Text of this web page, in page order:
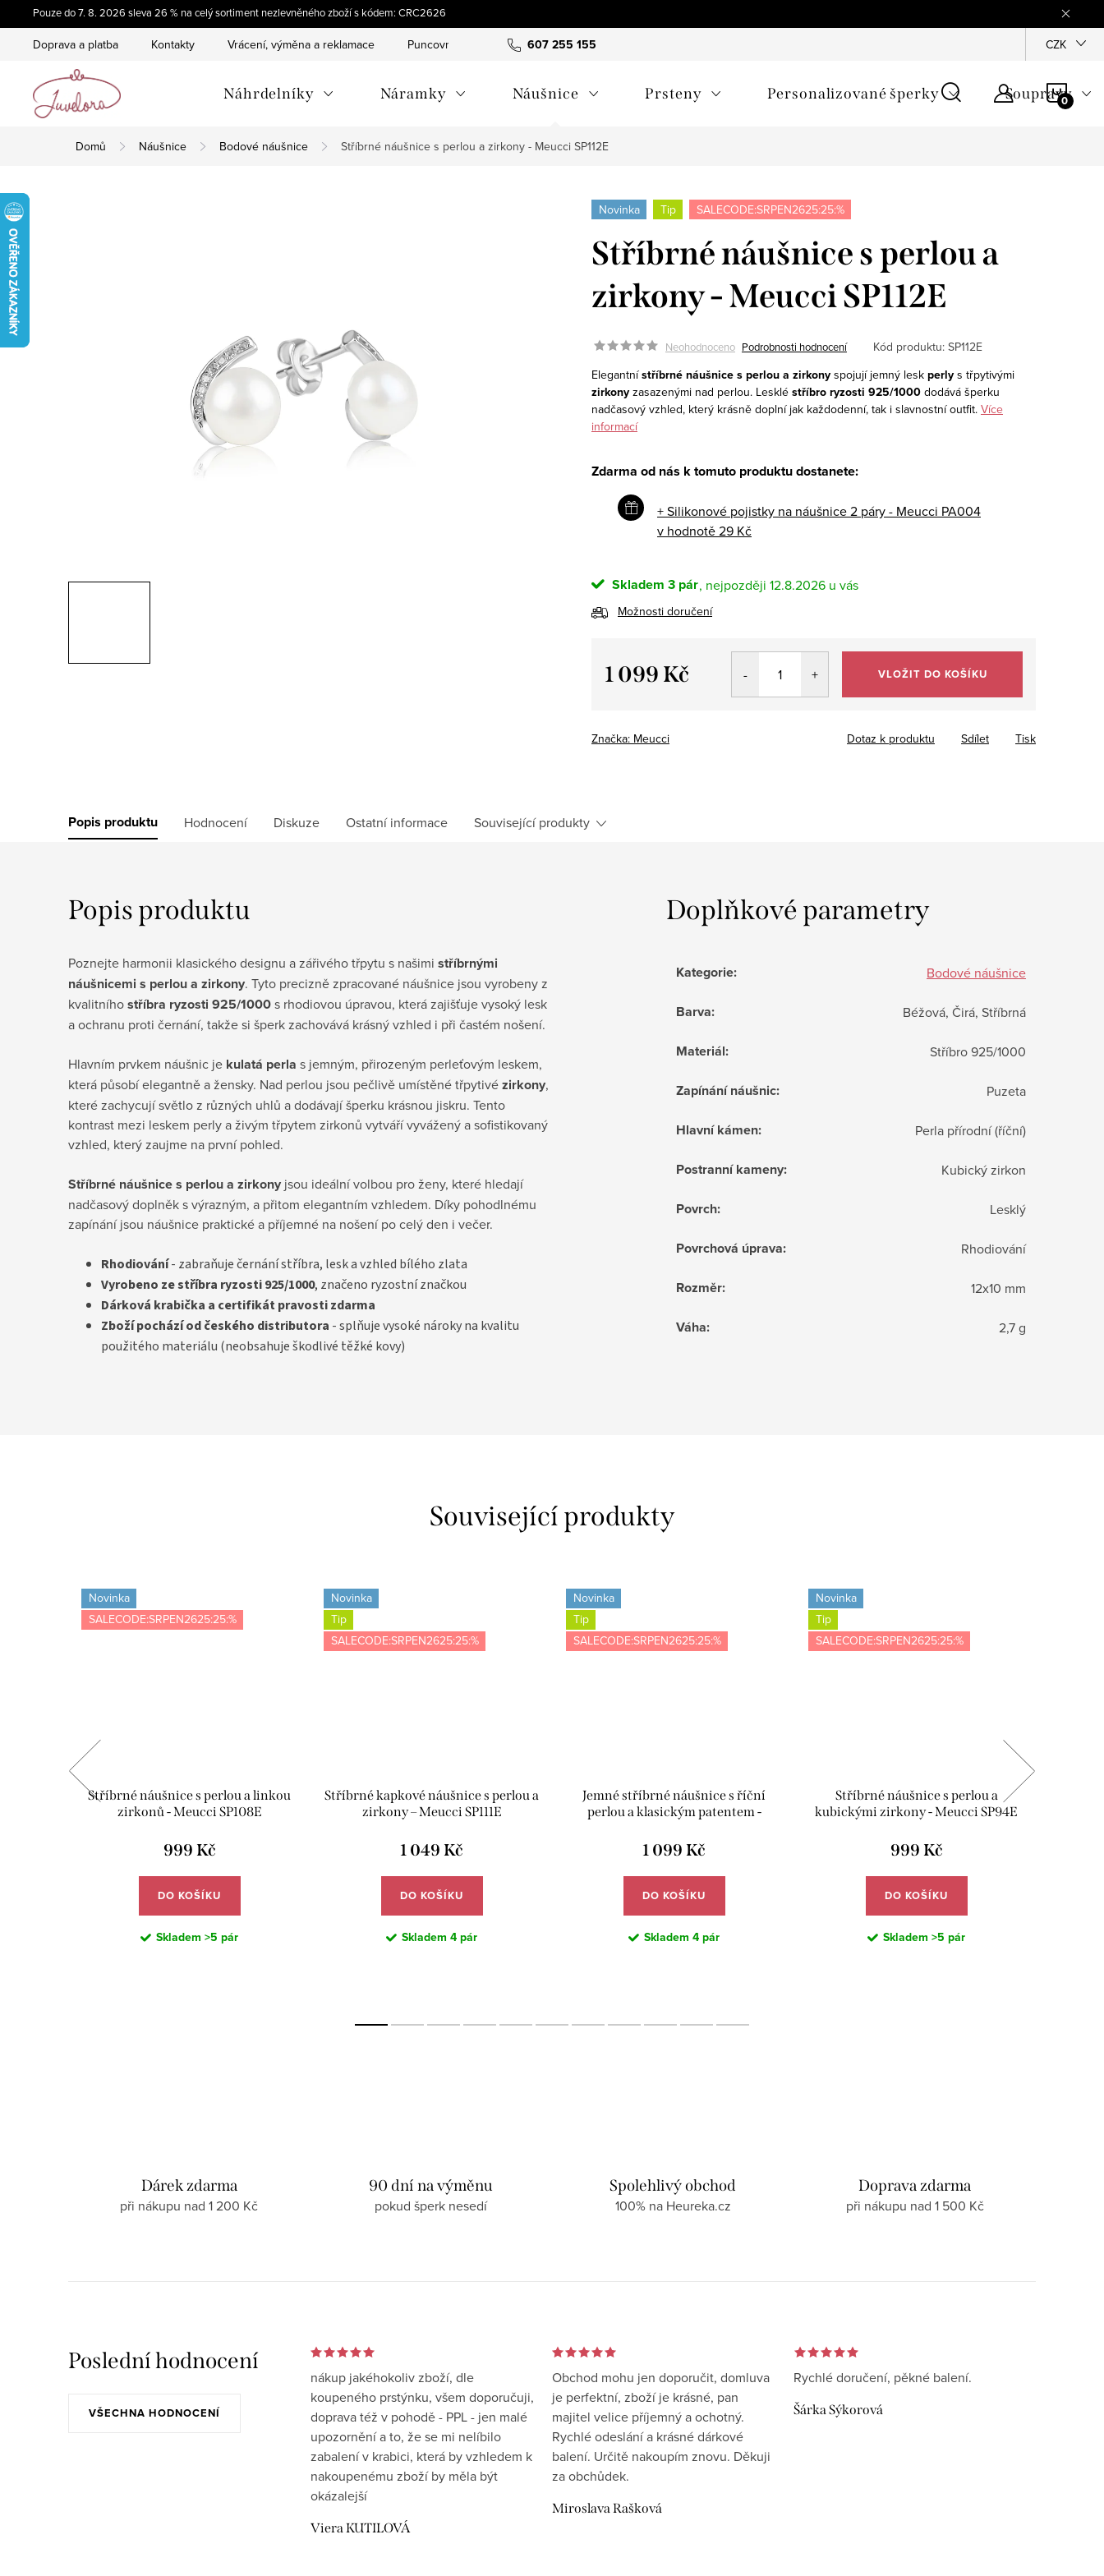
na
Pouze do 7. 8. 2026 sleva 26 % na celý sortiment nezlevněného zboží s kódem: CRC2626
607 255 155
Doprava a platba Kontakty Vrácení, výměna a reklamace Puncovní značky Hodnocení obchodu Jak
CZK
Náhrdelníky Náramky Náušnice Prsteny Personalizované šperky Soupravy
Domů Náušnice Bodové náušnice Stříbrné náušnice s perlou a zirkony - Meucci SP112E
Novinka Tip SALECODE:SRPEN2625:25:%
Stříbrné náušnice s perlou a
zirkony - Meucci SP112E
Neohodnoceno Podrobnosti hodnocení Kód produktu: SP112E
Elegantnístříbrné náušnice s perlou a zirkony spojují jemný lesk perly s třpytivými
zirkony zasazenými nad perlou. Lesklé stříbro ryzosti 925/1000 dodává šperku
nadčasový vzhled, který krásně doplní jak každodenní, tak i slavnostní outfit. Více
informací
Zdarma od nás k tomuto produktu dostanete:
+ Silikonové pojistky na náušnice 2 páry - Meucci PA004
v hodnotě 29 Kč
Skladem 3 pár 12.8.2026
Možnosti doručení
1 099 Kč VLOŽIT DO KOŠÍKU
Značka: Meucci Tisk
Dotaz k produktu Sdílet
Popis produktu Hodnocení Diskuze Ostatní informace Související produkty
Popis produktu
Poznejte harmonii klasického designu a zářivého třpytu s našimi stříbrnými
náušnicemi s perlou a zirkony. Tyto precizně zpracované náušnice jsou vyrobeny z
kvalitníhostříbra ryzosti 925/1000s rhodiovou úpravou, která zajišťuje vysoký lesk
a ochranu proti černání, takže si šperk zachovává krásný vzhled i při častém nošení.
Hlavním prvkem náušnic je kulatá perla s jemným, přirozeným perleťovým leskem,
která působí elegantně a žensky. Nad perlou jsou pečlivě umístěné třpytivézirkony,
které zachycují světlo z různých uhlů a dodávají šperku krásnou jiskru. Tento
kontrast mezi leskem perly a živým třpytem zirkonů vytváří vyvážený a sofistikovaný
vzhled, který zaujme na první pohled.
Stříbrné náušnice s perlou a zirkony jsou ideální volbou pro ženy, které hledají
nadčasový doplněk s výrazným, a přitom elegantním vzhledem. Díky pohodlnému
zapínání jsou náušnice praktické a příjemné na nošení po celý den i večer.
Rhodiování- zabraňuje černání stříbra, lesk a vzhled bílého zlata
Vyrobeno ze stříbra ryzosti 925/1000, značeno ryzostní značkou
Dárková krabička a certifikát pravostizdarma
Zboží pochází od českého distributora - splňuje vysoké nároky na kvalitu
použitého materiálu (neobsahuje škodlivé těžké kovy)
Doplňkové parametry
Kategorie: Bodové náušnice
Barva: Béžová, Čirá, Stříbrná
Materiál: Stříbro 925/1000
Zapínání náušnic: Puzeta
Hlavní kámen: Perla přírodní (říční)
Postranní kameny: Kubický zirkon
Povrch: Lesklý
Povrchová úprava: Rhodiování
Rozměr: 12x10 mm
Váha: 2,7 g
Související produkty
Novinka
SALECODE:SRPEN2625:25:%
Stříbrné náušnice s perlou a linkou
zirkonů - Meucci SP108E
999 Kč
DO KOŠÍKU
Skladem >5 pár
Novinka
Tip
SALECODE:SRPEN2625:25:%
Stříbrné kapkové náušnice s perlou a
zirkony – Meucci SP111E
1 049 Kč
DO KOŠÍKU
Skladem 4 pár
Novinka
Tip
SALECODE:SRPEN2625:25:%
Jemné stříbrné náušnice s říční
perlou a klasickým patentem -
1 099 Kč
DO KOŠÍKU
Skladem 4 pár
Novinka
Tip
SALECODE:SRPEN2625:25:%
Stříbrné náušnice s perlou a
kubickými zirkony - Meucci SP94E
999 Kč
DO KOŠÍKU
Skladem >5 pár
Dárek zdarma
při nákupu nad 1 200 Kč
90 dní na výměnu
pokud šperk nesedí
Spolehlivý obchod
100% na Heureka.cz
Doprava zdarma
při nákupu nad 1 500 Kč
Poslední hodnocení
VŠECHNA HODNOCENÍ
nákup jakéhokoliv zboží, dle
koupeného prstýnku, všem doporučuji,
doprava též v pohodě - PPL - jen malé
upozornění a to, že se mi nelíbilo
zabalení v krabici, která by vzhledem k
nakoupenému zboží by měla být
okázalejší
Viera KUTILOVÁ
Obchod mohu jen doporučit, domluva
je perfektní, zboží je krásné, pan
majitel velice příjemný a ochotný.
Rychlé odeslání a krásné dárkové
balení. Určitě nakoupím znovu. Děkuji
za obchůdek.
Miroslava Rašková
Rychlé doručení, pěkné balení.
Šárka Sýkorová